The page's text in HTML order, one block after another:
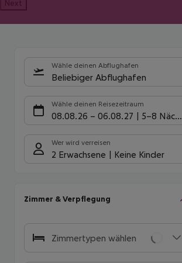
Next
Wähle deinen Abflughafen
Beliebiger Abflughafen
Wähle deinen Reisezeitraum
08.08.26 – 06.08.27 5-8 Nächte
Wer wird verreisen
2 Erwachsene Keine Kinder
Zimmer & Verpflegung
Zimmertypen wählen